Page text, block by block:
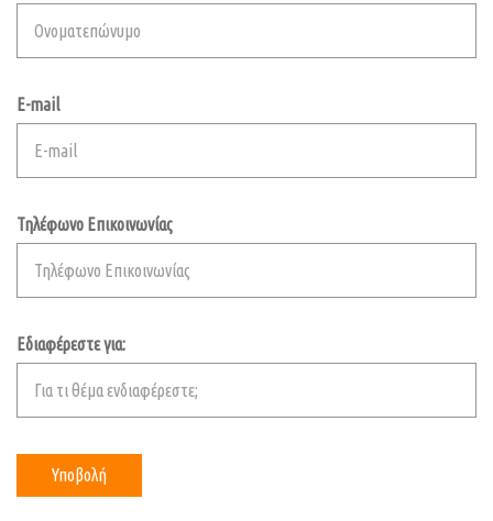
E-mail
Τηλέφωνο Επικοινωνίας
Εδιαφέρεστε για: